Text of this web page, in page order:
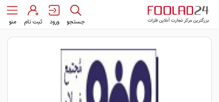
جستجو ورود ثبت نام منو